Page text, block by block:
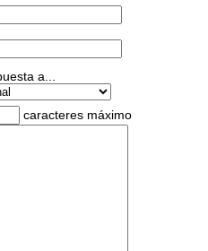
a...
caracteres máximo